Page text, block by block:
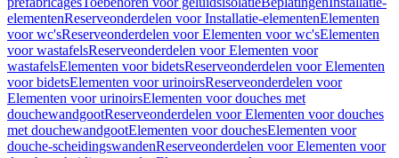
elementenReserveonderdelen voor Installatie-elementenElementen
voor wc'sReserveonderdelen voor Elementen voor wc'sElementen
voor wastafelsReserveonderdelen voor Elementen voor
wastafelsElementen voor bidetsReserveonderdelen voor Elementen
voor bidetsElementen voor urinoirsReserveonderdelen voor
Elementen voor urinoirsElementen voor douches met
douchewandgootReserveonderdelen voor Elementen voor douches
met douchewandgootElementen voor douchesElementen voor
douche-scheidingswandenReserveonderdelen voor Elementen voor